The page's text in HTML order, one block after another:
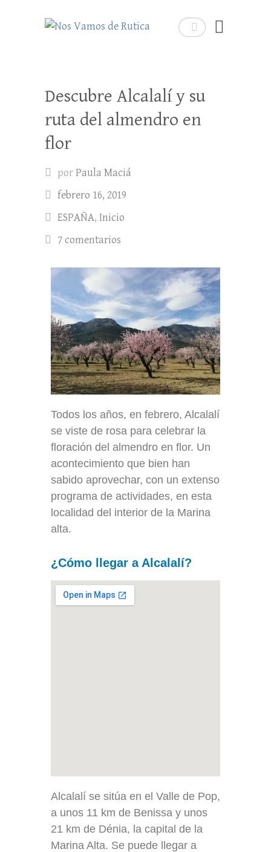
Buscar
Nos Vamos de Rutica
Un blog de viajes donde se comparte
Descubre Alcalalí y su
ruta del almendro en
flor
porPaula Maciá
febrero 16, 2019
ESPAÑA, Inicio
7 comentarios
Todos los años, en febrero, Alcalalí
se viste de rosa para celebrar la
floración del almendro en flor. Un
acontecimiento que bien han
sabido aprovechar, con un extenso
programa de actividades, en esta
localidad del interior de la Marina
alta.
¿Cómo llegar a Alcalalí?
Alcalalí se sitúa en el Valle de Pop,
a unos 11 km de Benissa y unos
21 km de Dénia, la capital de la
Marina Alta. Se puede llegar a